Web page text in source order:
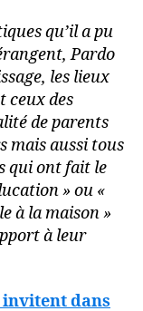
qu’il a pu
Pardo
les lieux
ceux des
de parents
mais aussi tous
qui ont fait le
» ou «
à la maison »
à leur
invitent dans